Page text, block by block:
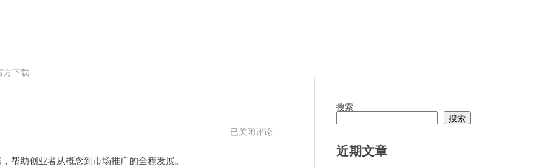
方下载
aha
已关闭评论
助创业者从概念到市场推广的全程发展。
搜索
搜索
近期文章